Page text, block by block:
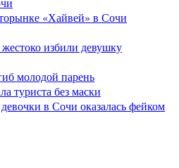
«Хайвей» в Сочи
избили девушку
молодой парень
туриста без маски
в Сочи оказалась фейком